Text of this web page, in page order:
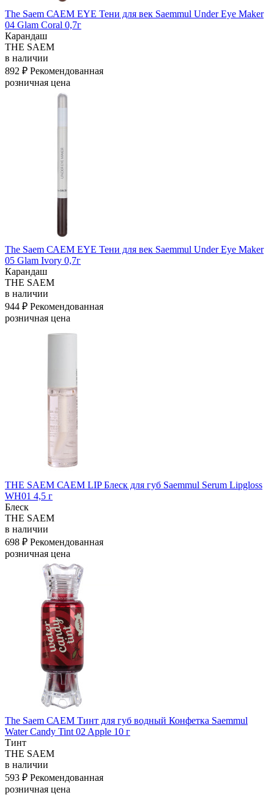
The Saem САЕМ EYE Тени для век Saemmul Under Eye Maker
04 Glam Coral 0,7г
Карандаш
THE SAEM
в наличии
892 ₽ Рекомендованная
розничная цена
The Saem САЕМ EYE Тени для век Saemmul Under Eye Maker
05 Glam Ivory 0,7г
Карандаш
THE SAEM
в наличии
944 ₽ Рекомендованная
розничная цена
THE SAEM САЕМ LIP Блеск для губ Saemmul Serum Lipgloss
WH01 4,5 г
Блеск
THE SAEM
в наличии
698 ₽ Рекомендованная
розничная цена
The Saem САЕМ Тинт для губ водный Конфетка Saemmul
Water Candy Tint 02 Apple 10 г
Тинт
THE SAEM
в наличии
593 ₽ Рекомендованная
розничная цена